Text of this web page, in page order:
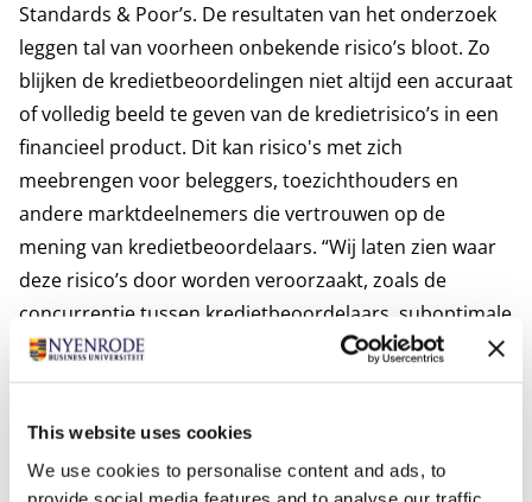
This website uses cookies
We use cookies to personalise content and ads, to
Standards & Poor’s. De resultaten van het onderzoek
leggen tal van voorheen onbekende risico’s bloot. Zo
blijken de kredietbeoordelingen niet altijd een accuraat
of volledig beeld te geven van de kredietrisico’s in een
financieel product. Dit kan risico's met zich
meebrengen voor beleggers, toezichthouders en
andere marktdeelnemers die vertrouwen op de
mening van kredietbeoordelaars. “Wij laten zien waar
deze risico’s door worden veroorzaakt, zoals de
concurrentie tussen kredietbeoordelaars, suboptimale
wettelijke kaders en de manier waarop de markt is
ingericht,” legt Vink uit. “Wij raden aan dat men verder
waarde van een financieel product en geven in ons
onderzoek concrete suggesties hoe je dit kunt doen.”